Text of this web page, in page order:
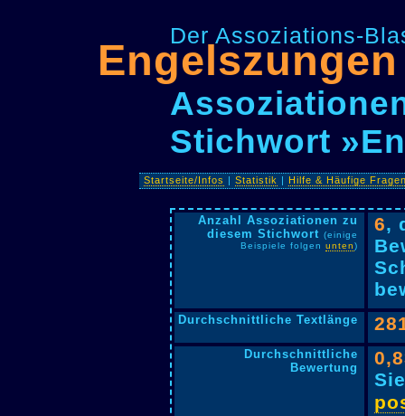
Der Assoziations-
Engelszungen
Stichwort
Startseite/Infos |Statistik |Hilfe & Häufige
Anzahl Assoziationen zu
diesem Stichwort (einige
Beispiele folgen unten)
6,
Durchschnittliche Textlänge
Durchschnittliche
Bewertung